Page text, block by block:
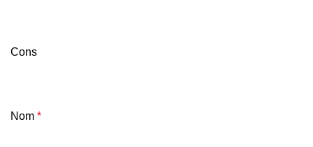
Cons
Nom *